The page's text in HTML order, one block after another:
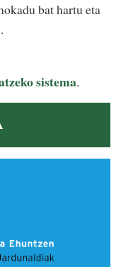
bat hartu eta
sistema.